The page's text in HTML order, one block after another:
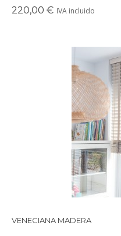
220,00 € IVA incluido
Precioso estor de madera
regular la entrada de luz y
VENECIANA MADERA